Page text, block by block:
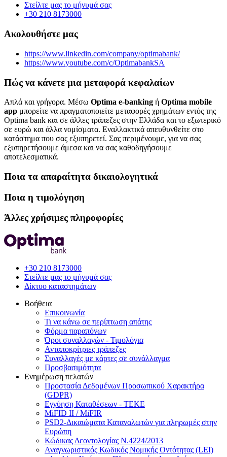
Στείλτε μας το μήνυμά σας
+30 210 8173000
Ακολουθήστε μας
https://www.linkedin.com/company/optimabank/
https://www.youtube.com/c/OptimabankSA
Πώς να κάνετε μια μεταφορά κεφαλαίων
Απλά και γρήγορα. Μέσω Optima e-banking ή Optima mobile
app μπορείτε να πραγματοποιείτε μεταφορές χρημάτων εντός της
Optima bank και σε άλλες τράπεζες στην Ελλάδα και το εξωτερικό
σε ευρώ και άλλα νομίσματα. Εναλλακτικά απευθυνθείτε στο
κατάστημα που σας εξυπηρετεί. Σας περιμένουμε, για να σας
εξυπηρετήσουμε άμεσα και να σας καθοδηγήσουμε
αποτελεσματικά.
Ποια τα απαραίτητα δικαιολογητικά
Ποια η τιμολόγηση
Άλλες χρήσιμες πληροφορίες
+30 210 8173000
Στείλτε μας το μήνυμά σας
Δίκτυο καταστημάτων
Βοήθεια
Επικοινωνία
Τι να κάνω σε περίπτωση απάτης
Φόρμα παραπόνων
Όροι συναλλαγών - Τιμολόγια
Ανταποκρίτριες τράπεζες
Συναλλαγές με κάρτες σε συνάλλαγμα
Προσβασιμότητα
Ενημέρωση πελατών
Προστασία Δεδομένων Προσωπικού Χαρακτήρα
(GDPR)
Εγγύηση Καταθέσεων - TEKE
MiFID II / MiFIR
PSD2-Δικαιώματα Καταναλωτών για πληρωμές στην
Ευρώπη
Κώδικας Δεοντολογίας Ν.4224/2013
Αναγνωριστικός Κωδικός Νομικής Οντότητας (LEI)